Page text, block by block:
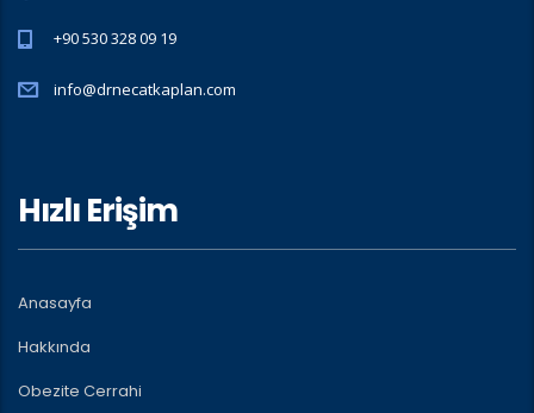
+90 530 328 09 19
info@drnecatkaplan.com
Hızlı Erişim
Anasayfa
Hakkında
Obezite Cerrahi